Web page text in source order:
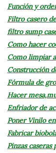
Función y
Filtro casero
filtro sump
Como hacer
Como limpiar
Construcción
Fórmula de
Hacer
Enfriador de
Poner Vinilo
Fabricar
Pinzas caseras